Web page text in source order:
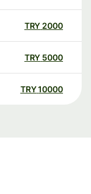
2000
TRY
5000
TRY
10000
TRY